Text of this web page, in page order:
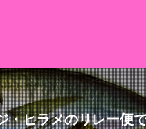
・ヒラメのリレー便